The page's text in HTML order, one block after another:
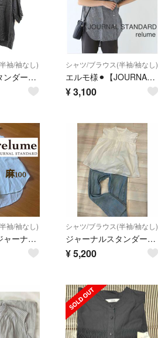
袖/袖なし)
ジャーナルスタンダーレリューム リネンプルオーバーブラウス F レディース ブラック【中古】★
シャツ/ブラウス(半袖/袖なし)
エルモ様⚫︎【JOURNAL STANDARDrelume】フレンチスリーブシャツ
¥3,100
袖/袖なし)
レリューム ジャーナルスタンダード 麻100ストライプシャツ ノースリ
シャツ/ブラウス(半袖/袖なし)
ジャーナルスタンダードレリューム🌟ノースリーブブラウス🌟未使用品🌟肩ブリル
¥5,200